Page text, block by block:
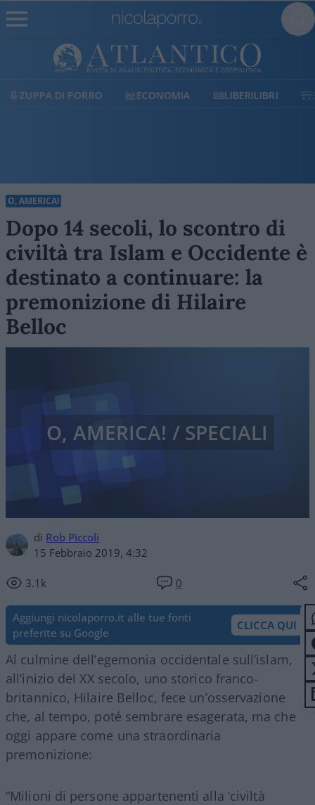
ECONOMIA LIBERILIBRI SHOP SOSTIENICI
O, AMERICA!
Dopo 14 secoli, lo scontro di
civiltà tra Islam e Occidente è
destinato a continuare: la
premonizione di Hilaire
Belloc
di Rob Piccoli
15 Febbraio 2019, 4:32
3.1k 0
O, AMERICA! / SPECIALI
Aggiungi nicolaporro.it alle tue fonti
preferite su Google
CLICCA QUI
Al culmine dell’egemonia occidentale sull’islam,
all’inizio del XX secolo, uno storico franco-
britannico, Hilaire Belloc, fece un’osservazione
che, al tempo, poté sembrare esagerata, ma che
oggi appare come una straordinaria
premonizione:
“Milioni di persone appartenenti alla ‘civiltà